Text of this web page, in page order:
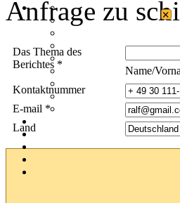
Anfrage zu
Das Thema des
Berichtes *
Name/
Kontaktnummer
E-mail *
Land
×